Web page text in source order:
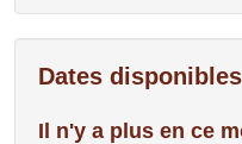
Dates disponibles
Il n'y a plus en ce